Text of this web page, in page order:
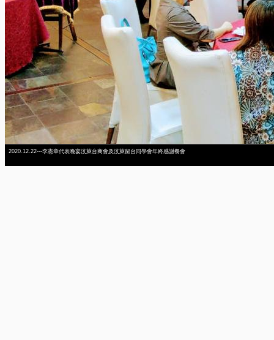
2020.12.22---李憲章代表晚宴汶萊台商會及汶萊留台同學會年終感謝餐會